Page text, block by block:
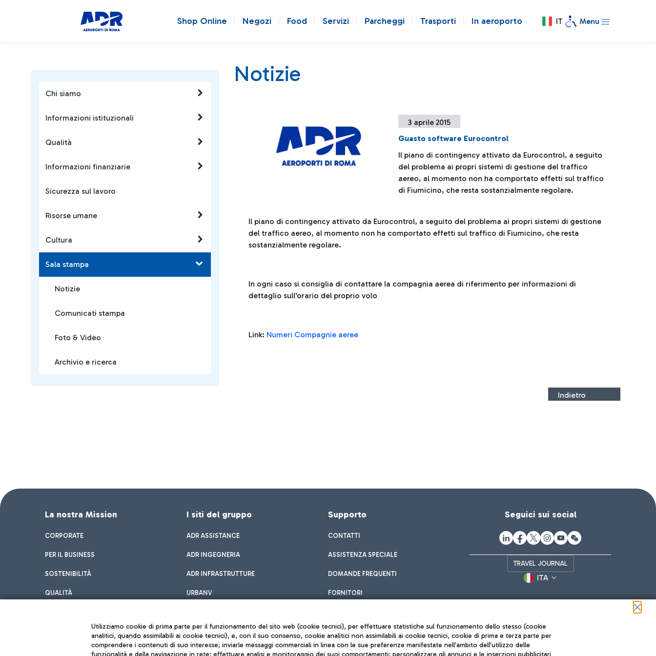
Shop Online Negozi Food Servizi Parcheggi Trasporti In aeroporto IT Menu
Chi siamo
Informazioni istituzionali
Qualità
Informazioni finanziarie
Sicurezza sul lavoro
Risorse umane
Cultura
Sala stampa
Notizie
Comunicati stampa
Foto & Video
Archivio e ricerca
Notizie
3 aprile 2015
Guasto software Eurocontrol
Il piano di contingency attivato da Eurocontrol, a seguito
del problema ai propri sistemi di gestione del traffico
aereo, al momento non ha comportato effetti sul traffico
di Fiumicino, che resta sostanzialmente regolare.
Il piano di contingency attivato da Eurocontrol, a seguito del problema ai propri sistemi di gestione
del traffico aereo, al momento non ha comportato effetti sul traffico di Fiumicino, che resta
sostanzialmente regolare.
In ogni caso si consiglia di contattare la compagnia aerea di riferimento per informazioni di
dettaglio sull'orario del proprio volo
Link: Numeri Compagnie aeree
Indietro
La nostra Mission
CORPORATE
PER IL BUSINESS
SOSTENIBILITÀ
QUALITÀ
I siti del gruppo
ADR ASSISTANCE
ADR INGEGNERIA
ADR INFRASTRUTTURE
URBANV
Supporto
CONTATTI
ASSISTENZA SPECIALE
DOMANDE FREQUENTI
FORNITORI
Seguici sui social
TRAVEL JOURNAL
ITA
Utilizziamo cookie di prima parte per il funzionamento del sito web (cookie tecnici), per effettuare statistiche sul funzionamento dello stesso (cookie
analitici, quando assimilabili ai cookie tecnici), e, con il suo consenso, cookie analitici non assimilabili ai cookie tecnici, cookie di prima e terza parte per
comprendere i contenuti di suo interesse; inviarle messaggi commerciali in linea con le sue preferenze manifestate nell'ambito dell'utilizzo delle
funzionalità e della navigazione in rete; effettuare analisi e monitoraggio dei suoi comportamenti; personalizzare gli annunci e le inserzioni pubblicitari